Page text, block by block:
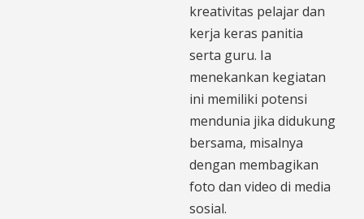
kreativitas pelajar dan
kerja keras panitia
serta guru. Ia
menekankan kegiatan
ini memiliki potensi
mendunia jika didukung
bersama, misalnya
dengan membagikan
foto dan video di media
sosial.